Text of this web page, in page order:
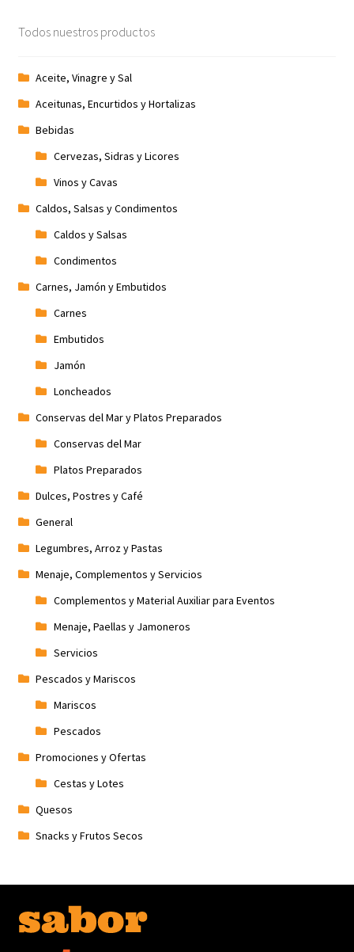
Promociones
Términos y condiciones
Tienda
Todos nuestros productos
Aceite, Vinagre y Sal
Aceitunas, Encurtidos y Hortalizas
Bebidas
Cervezas, Sidras y Licores
Vinos y Cavas
Caldos, Salsas y Condimentos
Caldos y Salsas
Condimentos
Carnes, Jamón y Embutidos
Carnes
Embutidos
Jamón
Loncheados
Conservas del Mar y Platos Preparados
Conservas del Mar
Platos Preparados
Dulces, Postres y Café
General
Legumbres, Arroz y Pastas
Menaje, Complementos y Servicios
Complementos y Material Auxiliar para Eventos
Menaje, Paellas y Jamoneros
Servicios
Pescados y Mariscos
Mariscos
Pescados
Promociones y Ofertas
Cestas y Lotes
Quesos
Snacks y Frutos Secos